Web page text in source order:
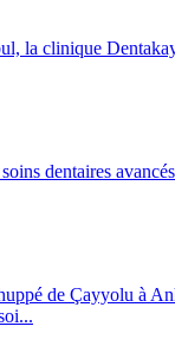
la clinique
dentaires
de Çayyolu à